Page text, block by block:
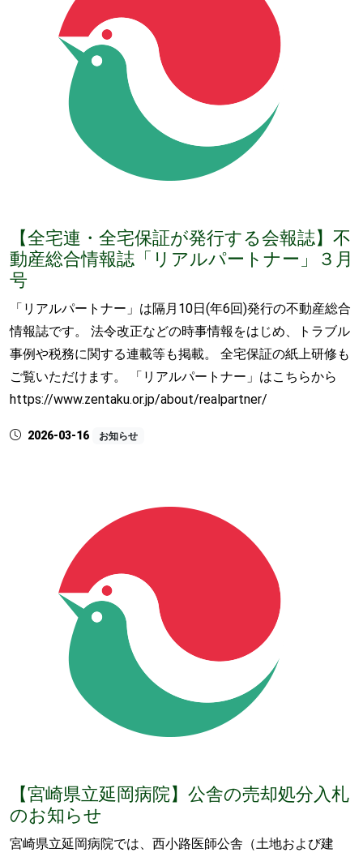
【全宅連・全宅保証が発行する会報誌】不
動産総合情報誌「リアルパートナー」３月
号
「リアルパートナー」は隔月10日(年6回)発行の不動産総合
情報誌です。 法令改正などの時事情報をはじめ、トラブル
事例や税務に関する連載等も掲載。 全宅保証の紙上研修も
ご覧いただけます。 「リアルパートナー」はこちらから
https://www.zentaku.or.jp/about/realpartner/
2026-03-16 お知らせ
【宮崎県立延岡病院】公舎の売却処分入札
のお知らせ
宮崎県立延岡病院では、西小路医師公舎（土地および建